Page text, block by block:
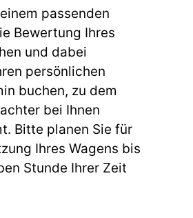
passenden
Bewertung Ihres
und dabei
persönlichen
buchen, zu dem
bei Ihnen
Bitte planen Sie für
Ihres Wagens bis
Stunde Ihrer Zeit